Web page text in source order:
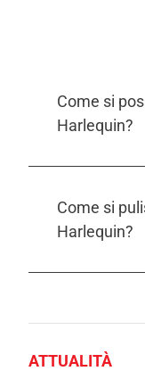
Come si
Harlequin?
Come si
Harlequin?
ATTUALITÀ